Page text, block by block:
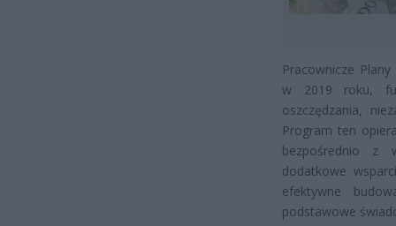
Pracownicze
w 2019 roku,
oszczędzania,
Program ten
bezpośrednio z
dodatkowe
efektywne
podstawowe